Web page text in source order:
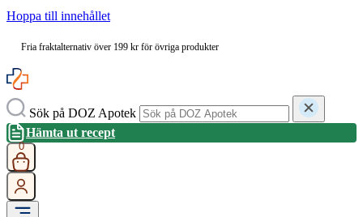
Hoppa till innehållet
Fria fraktalternativ över 199 kr för övriga produkter
Sök på DOZ Apotek
Hämta ut recept
0